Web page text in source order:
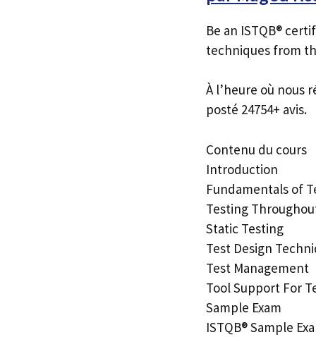
Be an ISTQB®
techniques from
À l’heure où nous
posté 24754+ avis.
Contenu du cours
Introduction
Fundamentals of
Testing
Static Testing
Test Design
Test Management
Tool Support For
Sample Exam
ISTQB® Sample